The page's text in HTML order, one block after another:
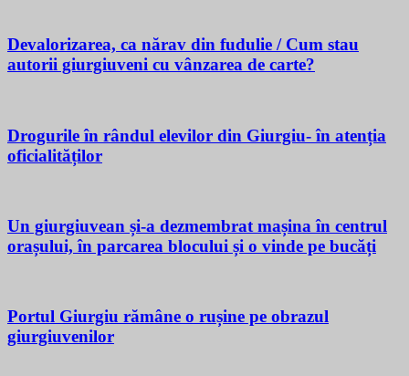
Devalorizarea, ca nărav din fudulie / Cum stau
autorii giurgiuveni cu vânzarea de carte?
Drogurile în rândul elevilor din Giurgiu- în atenția
oficialităților
Un giurgiuvean și-a dezmembrat mașina în centrul
orașului, în parcarea blocului și o vinde pe bucăți
Portul Giurgiu rămâne o rușine pe obrazul
giurgiuvenilor